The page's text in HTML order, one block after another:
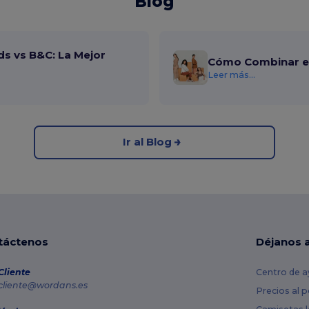
vs B&C: La Mejor
Cómo Combinar
Leer más...
Ir al Blog
Déjanos
Centro de
Precios al